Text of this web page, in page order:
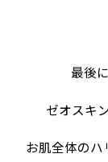
最後
ゼオスキ
お肌全体の